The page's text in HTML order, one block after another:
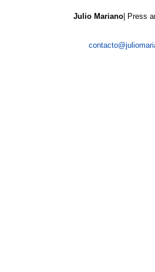
Julio Mariano | Press